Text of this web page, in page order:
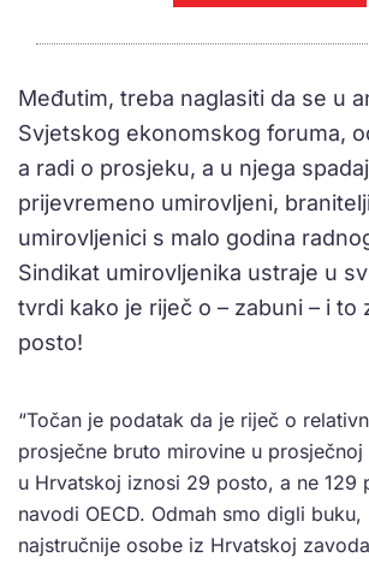
Međutim, treba naglasiti da se u
Svjetskog ekonomskog foruma,
a radi o prosjeku, a u njega
prijevremeno umirovljeni,
umirovljenici s malo godina
Sindikat umirovljenika ustraje u
tvrdi kako je riječ o – zabuni – i to
posto!
“Točan je podatak da je riječ o
prosječne bruto mirovine u
u Hrvatskoj iznosi 29 posto, a ne 129
navodi OECD. Odmah smo digli
najstručnije osobe iz Hrvatskoj